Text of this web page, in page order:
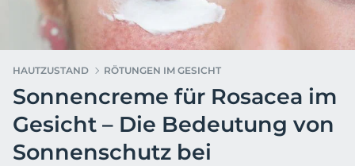
HAUTZUSTAND RÖTUNGEN IM GESICHT
Sonnencreme für Rosacea im
Gesicht – Die Bedeutung von
Sonnenschutz bei